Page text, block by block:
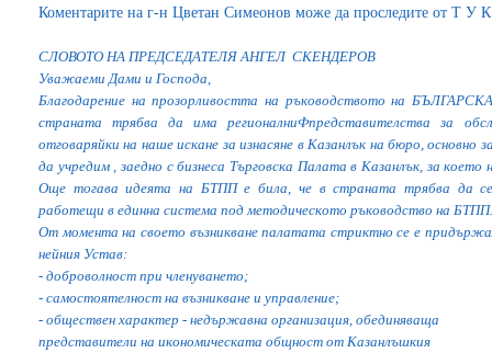
Коментарите на г-н Цветан Симеонов може да проследите от Т У
СЛОВОТО НА ПРЕДСЕДАТЕЛЯ АНГЕЛ СКЕНДЕРОВ
Уважаеми Дами и Господа,
Благодарение на прозорливостта на ръководството на
страната трябва да има регионалниФпредставителства за
отговаряйки на наше искане за изнасяне в Казанлък на бюро, основно
да учредим , заедно с бизнеса Търговска Палата в Казанлък, за
Още тогава идеята на БТПП е била, че в страната трябва да се
работещи в единна система под методическото ръководство на БТПП.
От момента на своето възникване палатата стриктно се е
нейния Устав:
- доброволност при членуването;
- самостоятелност на възникване и управление;
- обществен характер - недържавна организация, обединяваща
представители на икономическата общност от Казанлъшкия